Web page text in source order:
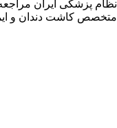
ایران مراجعه
دندان و ایمپلنت